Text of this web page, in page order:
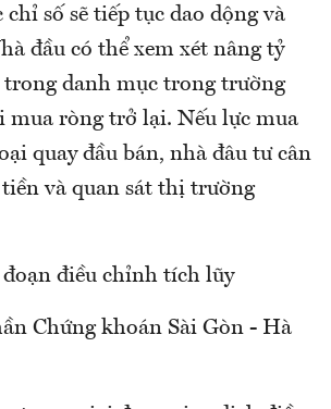
số sẽ tiếp tục dao dộng và
đầu có thể xem xét nâng tỷ
danh mục trong trường
mua ròng trở lại. Nếu lực mua
quay đầu bán, nhà đâu tư cân
và quan sát thị trường
điều chỉnh tích lũy
Chứng khoán Sài Gòn - Hà